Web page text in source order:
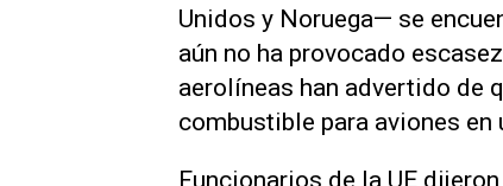
Unidos y Noruega— se
aún no ha provocado
aerolíneas han advertido de
combustible para aviones en